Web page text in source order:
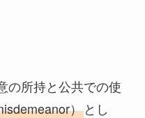
の所持と公共での使
）とし